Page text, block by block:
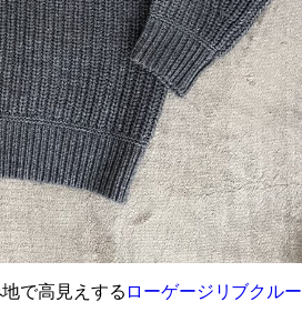
で高見えする ローゲージリブクルー